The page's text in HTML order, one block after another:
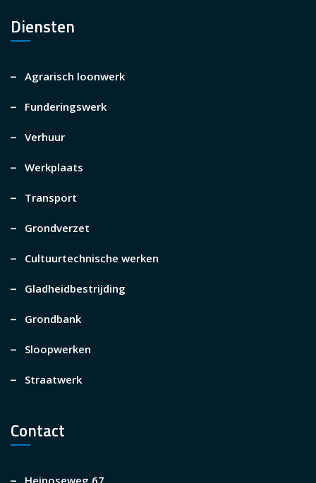
Diensten
Agrarisch loonwerk
Funderingswerk
Verhuur
Werkplaats
Transport
Grondverzet
Cultuurtechnische werken
Gladheidbestrijding
Grondbank
Sloopwerken
Straatwerk
Contact
Heinoseweg 67